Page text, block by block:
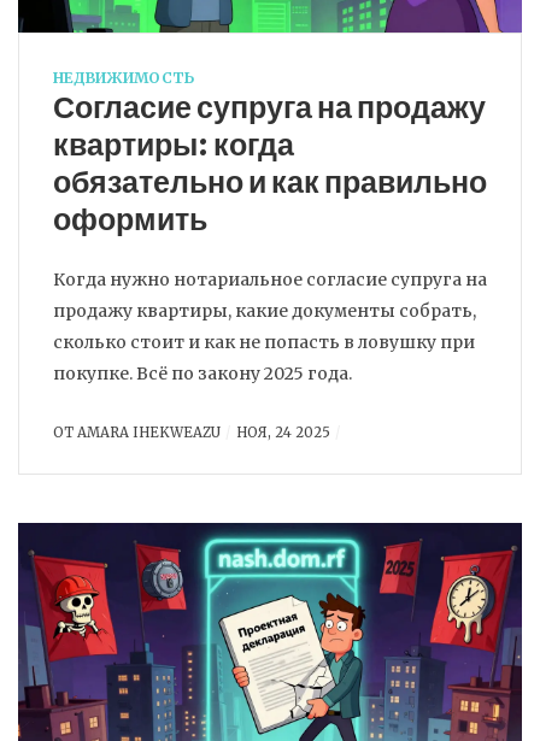
НЕДВИЖИМОСТЬ
Согласие супруга на продажу
квартиры: когда
обязательно и как правильно
оформить
Когда нужно нотариальное согласие супруга на
продажу квартиры, какие документы собрать,
сколько стоит и как не попасть в ловушку при
покупке. Всё по закону 2025 года.
ОТ AMARA IHEKWEAZU НОЯ, 24 2025